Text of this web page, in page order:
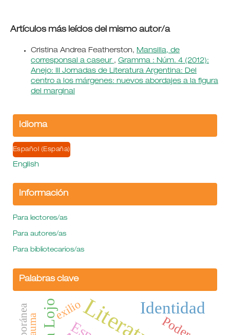
Artículos más leídos del mismo autor/a
Cristina Andrea Featherston, Mansilla, de
corresponsal a caseur , Gramma : Núm. 4 (2012):
Anejo: III Jornadas de Literatura Argentina: Del
centro a los márgenes: nuevos abordajes a la figura
del marginal
Idioma
Español (España)
English
Información
Para lectores/as
Para autores/as
Para bibliotecarios/as
Palabras clave
Identidad
Poder
exilio
trauma